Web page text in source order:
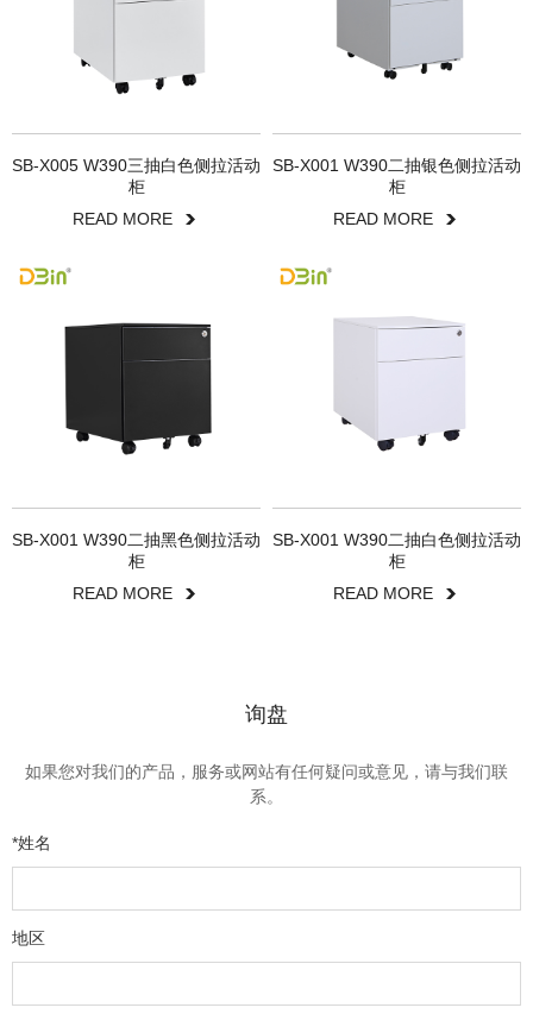
SB-X005 W390三抽白色侧拉活动
柜
READ MORE
SB-X001 W390二抽银色侧拉活动
柜
READ MORE
SB-X001 W390二抽黑色侧拉活动
柜
READ MORE
SB-X001 W390二抽白色侧拉活动
柜
READ MORE
询盘
如果您对我们的产品，服务或网站有任何疑问或意见，请与我们联
系。
*姓名
地区